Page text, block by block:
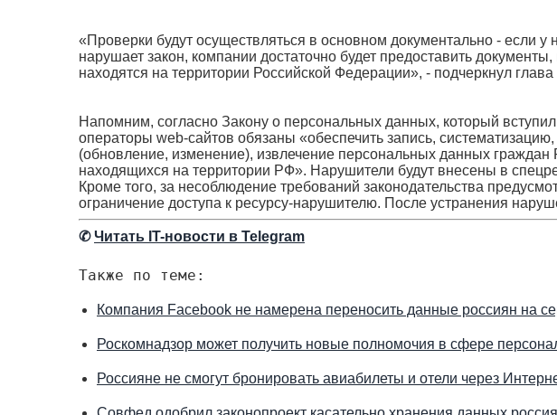
«Проверки будут осуществляться в основном документально - если у
нарушает закон, компании достаточно будет предоставить
находятся на территории Российской Федерации», - подчеркнул
Напомним, согласно Закону о персональных данных, который вступил
операторы web-сайтов обязаны «обеспечить запись,
(обновление, изменение), извлечение персональных данных
находящихся на территории РФ». Нарушители будут внесены в
Кроме того, за несоблюдение требований законодательства
ограничение доступа к ресурсу-нарушителю. После устранения
✆Читать IT-новости в Telegram
Также по теме:
Компания Facebook не намерена переносить данные россиян на
Роскомнадзор может получить новые полномочия в сфере
Россияне не смогут бронировать авиабилеты и отели через